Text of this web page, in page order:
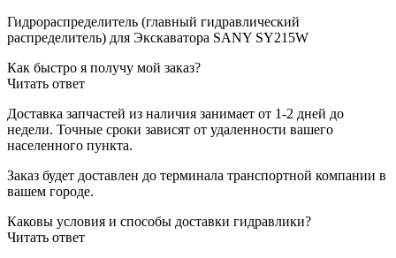
Гидрораспределитель (главный гидравлический
распределитель) для Экскаватора SANY SY215W
Как быстро я получу мой заказ?
Читать ответ
Доставка запчастей из наличия занимает от 1-2 дней до
недели. Точные сроки зависят от удаленности вашего
населенного пункта.
Заказ будет доставлен до терминала транспортной компании в
вашем городе.
Каковы условия и способы доставки гидравлики?
Читать ответ